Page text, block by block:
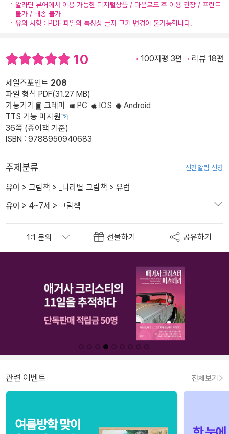
알라딘 뷰어에서 이용 가능한 디지털상품 / 다운로드 후 이용 권장 / 프린트
불가 / 배송 불가
유의 사항 : PDF 파일의 특성상 글자 크기 변경이 불가능합니다.
10 100자평 3편 리뷰 18편
세일즈포인트 208
파일 형식 PDF(31.27 MB)
가능기기
크레마 PC IOS
Android
TTS 기능 미지원
36쪽 (종이책 기준)
ISBN : 9788950940683
주제분류 신간알림 신청
유아 > 그림책 > _나라별 그림책 > 유럽
유아 > 4~7세 > 그림책
선물하기 공유하기
관련 이벤트 전체보기